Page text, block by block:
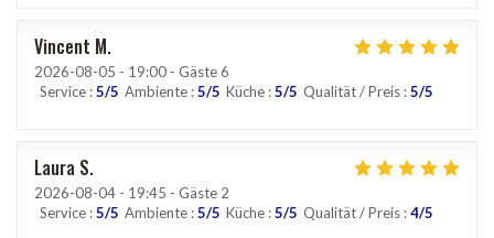
Vincent M
2026-08-05 - 19:00 - Gäste 6
Service :5/5 Ambiente :5/5 Küche :5/5 Qualität / Preis :5/5
Laura S
2026-08-04 - 19:45 - Gäste 2
Service :5/5 Ambiente :5/5 Küche :5/5 Qualität / Preis :4/5